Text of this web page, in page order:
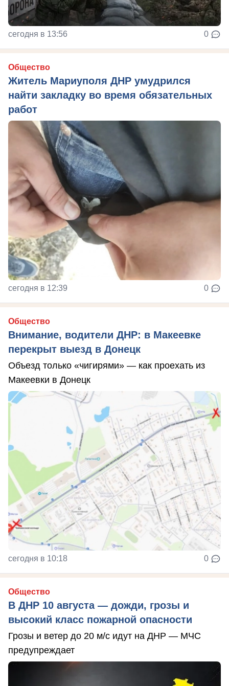
сегодня в 13:56 0
Общество
Житель Мариуполя ДНР умудрился
найти закладку во время обязательных
работ
сегодня в 12:39 0
Общество
Внимание, водители ДНР: в Макеевке
перекрыт выезд в Донецк
Объезд только «чигирями» — как проехать из
Макеевки в Донецк
сегодня в 10:18 0
Общество
В ДНР 10 августа — дожди, грозы и
высокий класс пожарной опасности
Грозы и ветер до 20 м/с идут на ДНР — МЧС
предупреждает